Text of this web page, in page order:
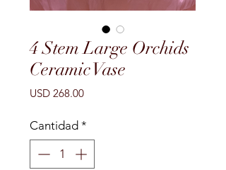
4 Stem Large Orchids
Ceramic Vase
USD 268.00Precio
Cantidad *